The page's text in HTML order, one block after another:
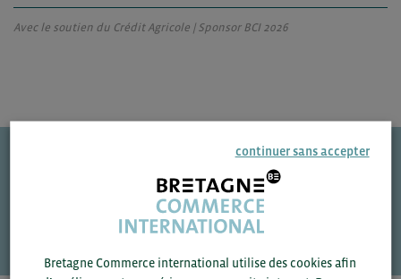
Avec le soutien du Crédit Agricole | Sponsor BCI 2026
Une question ?
VOS CONTACTS
continuer sans accepter
Bretagne Commerce international utilise des cookies afin